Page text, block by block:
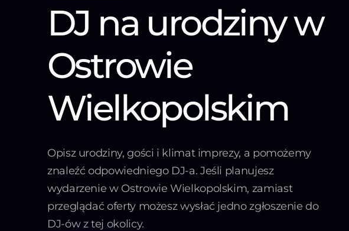
DJ na urodziny w
Ostrowie
Wielkopolskim
Opisz urodziny, gości i klimat imprezy, a pomożemy
znaleźć odpowiedniego DJ-a. Jeśli planujesz
wydarzenie w Ostrowie Wielkopolskim, zamiast
przeglądać oferty możesz wysłać jedno zgłoszenie do
DJ-ów z tej okolicy.